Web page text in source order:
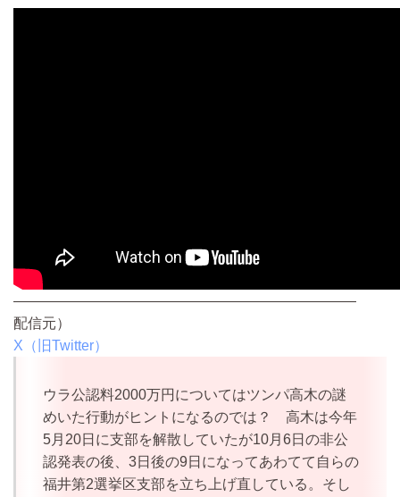
————————————————————————
配信元）
X（旧Twitter）
ウラ公認料2000万円についてはツンパ高木の謎
めいた行動がヒントになるのでは？ 高木は今年
5月20日に支部を解散していたが10月6日の非公
認発表の後、3日後の9日になってあわてて自らの
福井第2選挙区支部を立ち上げ直している。そし